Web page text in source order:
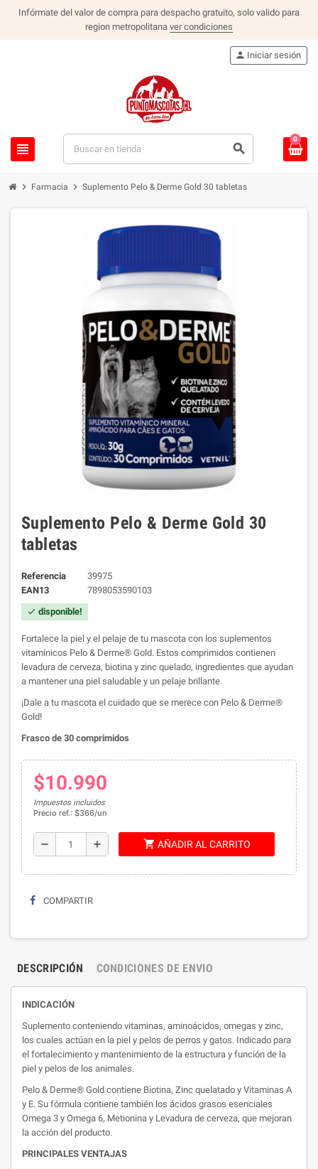
Infórmate del valor de compra para despacho gratuito, solo valido para
region metropolitana ver condiciones
view_headline search
person Iniciar sesión
0
chevron_right Farmacia chevron_right Suplemento Pelo & Derme Gold 30 tabletas
Suplemento Pelo & Derme Gold 30
tabletas
Referencia
39975
EAN13
7898053590103
check disponible!
Fortalece la piel y el pelaje de tu mascota con los suplementos
vitamínicos Pelo & Derme® Gold. Estos comprimidos contienen
levadura de cerveza, biotina y zinc quelado, ingredientes que ayudan
a mantener una piel saludable y un pelaje brillante.
¡Dale a tu mascota el cuidado que se merece con Pelo & Derme®
Gold!
Frasco de 30 comprimidos
$10.990
Impuestos incluidos
Precio ref.: $366/un
remove add shopping_cart AÑADIR AL CARRITO
COMPARTIR
DESCRIPCIÓN CONDICIONES DE ENVIO
INDICACIÓN
Suplemento conteniendo vitaminas, aminoácidos, omegas y zinc,
los cuales actúan en la piel y pelos de perros y gatos. Indicado para
el fortalecimiento y mantenimiento de la estructura y función de la
piel y pelos de los animales.
Pelo & Derme® Gold contiene Biotina, Zinc quelatado y Vitaminas A
y E. Su fórmula contiene también los ácidos grasos esenciales
Omega 3 y Omega 6, Metionina y Levadura de cerveza, que mejoran
la acción del producto.
PRINCIPALES VENTAJAS